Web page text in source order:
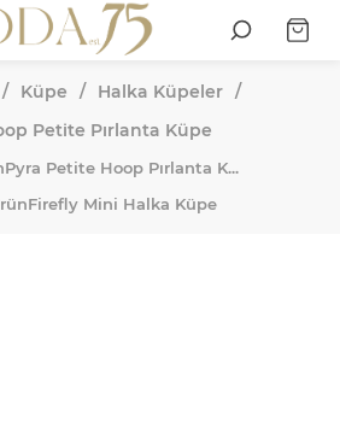
/ Küpe / Halka Küpeler /
Petite Pırlanta Küpe
Pyra Petite Hoop Pırlanta K...
Firefly Mini Halka Küpe